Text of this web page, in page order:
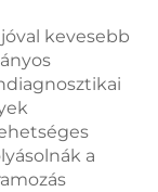
kevesebb
a